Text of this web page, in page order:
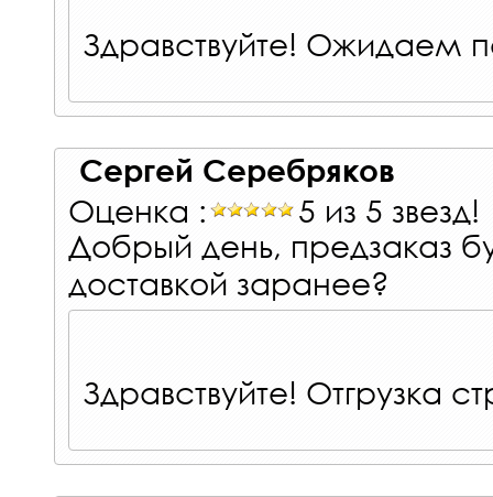
Здравствуйте! Ожидаем
Сергей Серебряков
Оценка :
5 из 5 звезд!
Добрый день, предзаказ
доставкой заранее?
Здравствуйте! Отгрузка